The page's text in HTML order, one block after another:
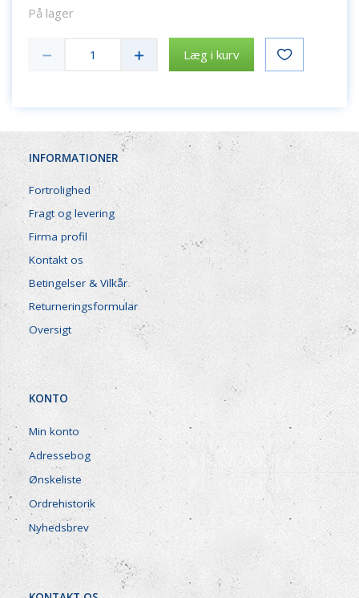
På lager
Læg i kurv
INFORMATIONER
Fortrolighed
Fragt og levering
Firma profil
Kontakt os
Betingelser & Vilkår
Returneringsformular
Oversigt
KONTO
Min konto
Adressebog
Ønskeliste
Ordrehistorik
Nyhedsbrev